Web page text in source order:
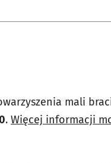
mali
. Więcej informacji